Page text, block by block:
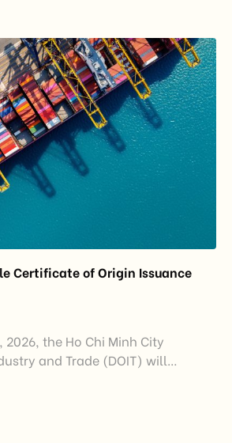
largest trading partner
Certificate of Origin Issuance
the Ho Chi Minh City
and Trade (DOIT) will
(C/O) and approving Self-
Authorization Documents